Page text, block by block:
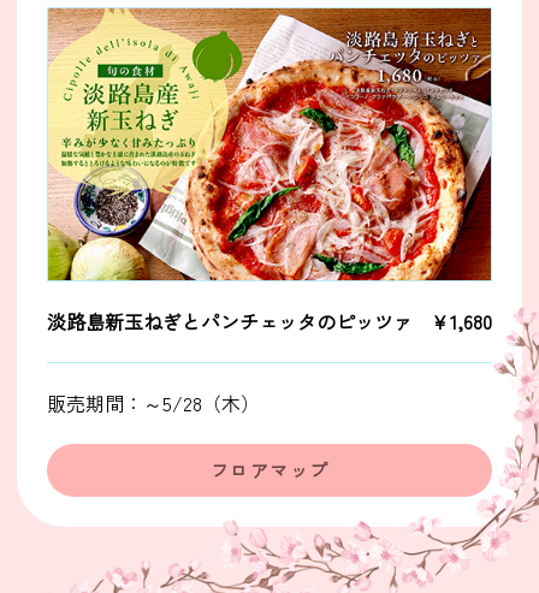
淡路島新玉ねぎとパンチェッタのピッツァ ￥1,680
販売期間：～5/28（木）
フロアマップ